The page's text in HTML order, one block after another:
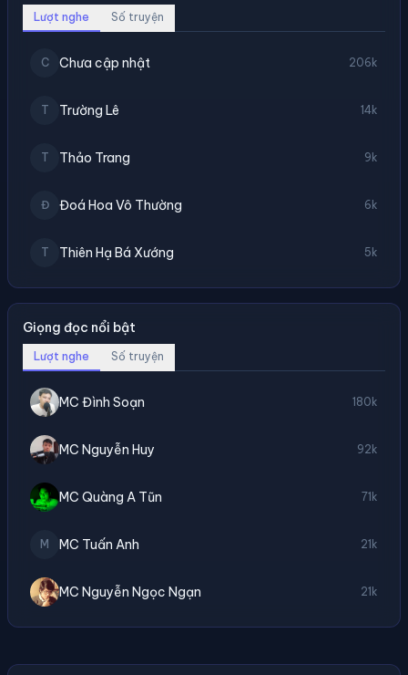
Lượt nghe Số truyện
C Chưa cập nhật 206k
T Trường Lê 14k
T Thảo Trang 9k
Đ Đoá Hoa Vô Thường 6k
T Thiên Hạ Bá Xướng 5k
Giọng đọc nổi bật
Lượt nghe Số truyện
MC Đình Soạn 180k
MC Nguyễn Huy 92k
MC Quàng A Tũn 71k
M MC Tuấn Anh 21k
MC Nguyễn Ngọc Ngạn 21k